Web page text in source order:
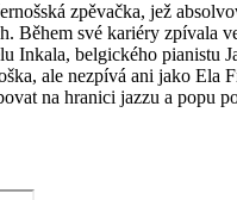
zpěvačka, jež
Během své kariéry
Inkala, belgického
ale nezpívá ani jako
na hranici jazzu a